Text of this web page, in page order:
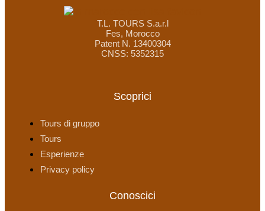
T.L. TOURS S.a.r.l
Fes, Morocco
Patent N. 13400304
CNSS: 5352315
Scoprici
Tours di gruppo
Tours
Esperienze
Privacy policy
Conoscici